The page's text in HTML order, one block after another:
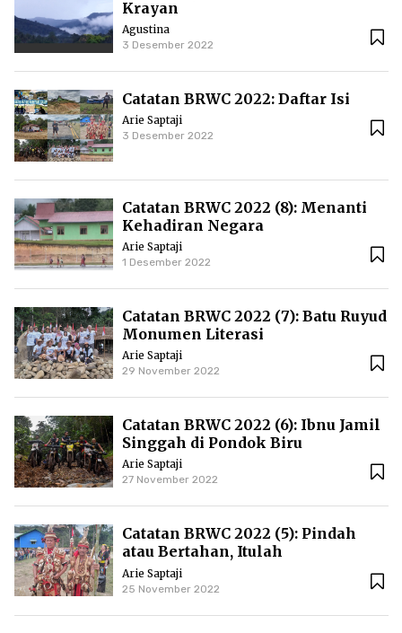
Krayan
Agustina
3 Desember 2022
Catatan BRWC 2022: Daftar Isi
Arie Saptaji
3 Desember 2022
Catatan BRWC 2022 (8): Menanti
Kehadiran Negara
Arie Saptaji
1 Desember 2022
Catatan BRWC 2022 (7): Batu Ruyud
Monumen Literasi
Arie Saptaji
29 November 2022
Catatan BRWC 2022 (6): Ibnu Jamil
Singgah di Pondok Biru
Arie Saptaji
27 November 2022
Catatan BRWC 2022 (5): Pindah
atau Bertahan, Itulah
Pertanyaannya
Arie Saptaji
25 November 2022